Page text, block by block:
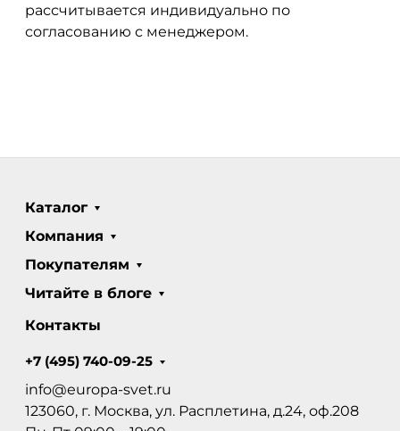
рассчитывается индивидуально по
согласованию с менеджером.
Каталог
Компания
Покупателям
Читайте в блоге
Контакты
+7 (495) 740-09-25
info@europa-svet.ru
123060, г. Москва, ул. Расплетина, д.24, оф.208